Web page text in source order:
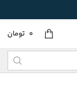
0 تومان